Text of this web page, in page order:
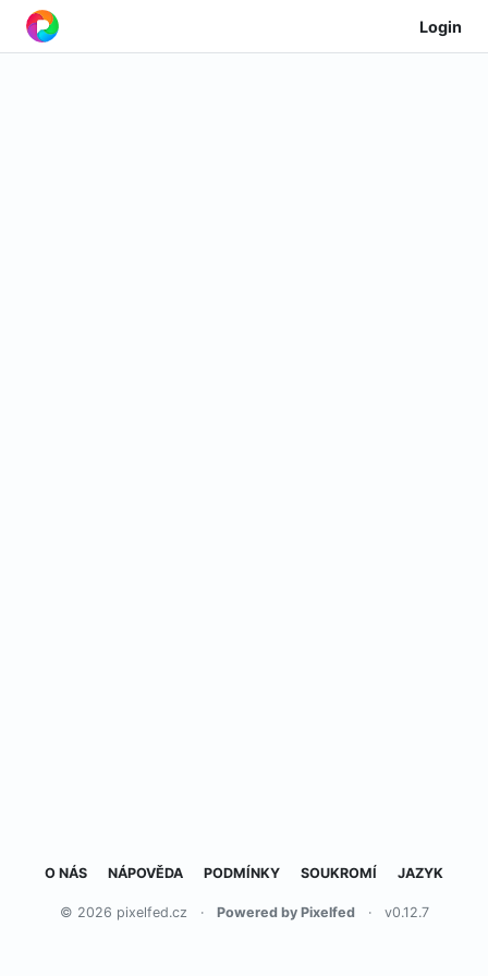
Login
O NÁS NÁPOVĚDA PODMÍNKY SOUKROMÍ JAZYK
© 2026 pixelfed.cz · Powered by Pixelfed · v0.12.7